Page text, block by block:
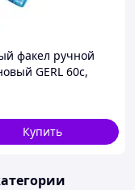
факел ручной
GERL 60с,
Купить